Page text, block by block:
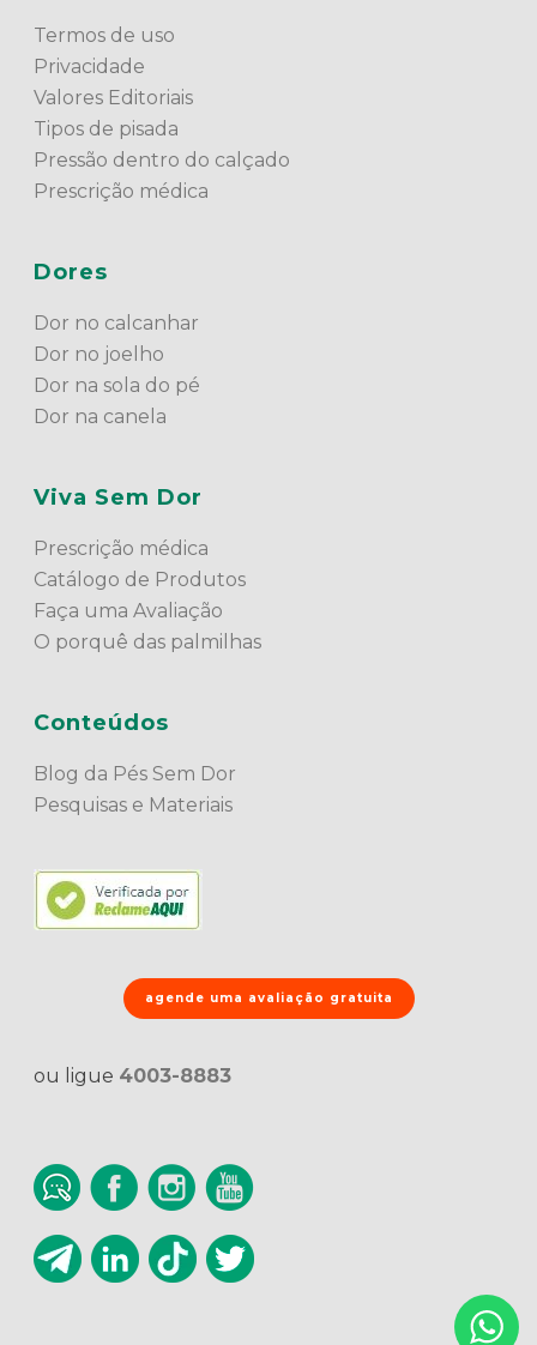
Termos de uso
Privacidade
Valores Editoriais
Tipos de pisada
Pressão dentro do calçado
Prescrição médica
Dores
Dor no calcanhar
Dor no joelho
Dor na sola do pé
Dor na canela
Viva Sem Dor
Prescrição médica
Catálogo de Produtos
Faça uma Avaliação
O porquê das palmilhas
Conteúdos
Blog da Pés Sem Dor
Pesquisas e Materiais
agende uma avaliação gratuita
ou ligue 4003-8883